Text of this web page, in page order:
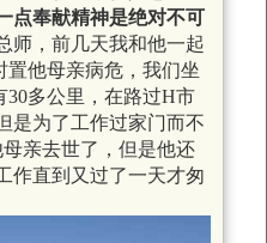
点奉献精神是绝对不可
师，前几天我和他一起
他母亲病危，我们坐
30多公里，在路过H市
是为了工作过家门而不
亲去世了，但是他还
作直到又过了一天才匆